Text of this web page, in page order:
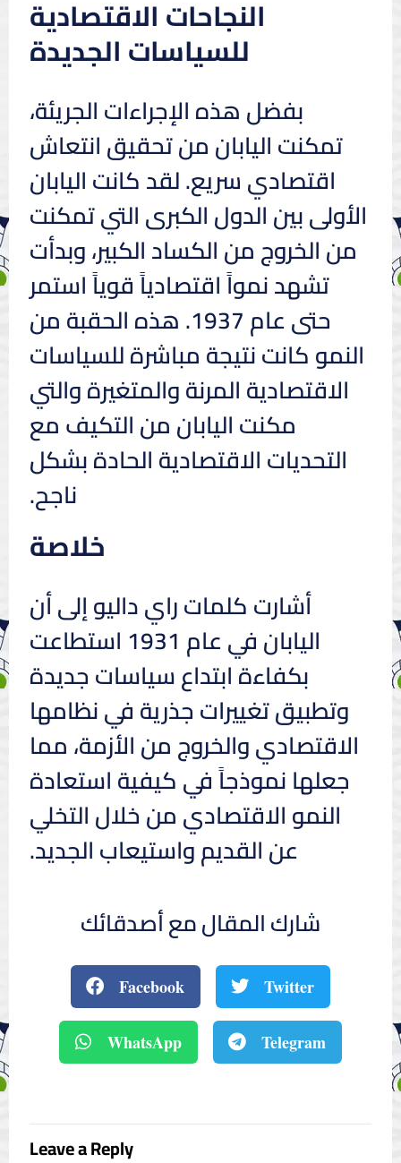
النجاحات الاقتصادية
للسياسات الجديدة
بفضل هذه الإجراءات الجريئة،
تمكنت اليابان من تحقيق انتعاش
اقتصادي سريع. لقد كانت اليابان
الأولى بين الدول الكبرى التي تمكنت
من الخروج من الكساد الكبير، وبدأت
تشهد نمواً اقتصادياً قوياً استمر
حتى عام 1937. هذه الحقبة من
النمو كانت نتيجة مباشرة للسياسات
الاقتصادية المرنة والمتغيرة والتي
مكنت اليابان من التكيف مع
التحديات الاقتصادية الحادة بشكل
ناجح.
خلاصة
أشارت كلمات راي داليو إلى أن
اليابان في عام 1931 استطاعت
بكفاءة ابتداع سياسات جديدة
وتطبيق تغييرات جذرية في نظامها
الاقتصادي والخروج من الأزمة، مما
جعلها نموذجاً في كيفية استعادة
النمو الاقتصادي من خلال التخلي
عن القديم واستيعاب الجديد.
شارك المقال مع أصدقائك
Facebook Twitter
WhatsApp Telegram
Leave a Reply